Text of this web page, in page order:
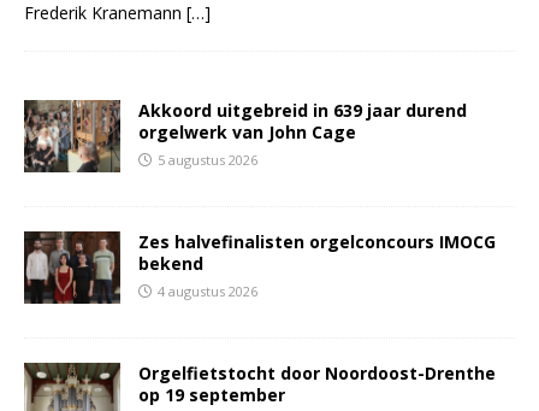
Frederik Kranemann […]
Akkoord uitgebreid in 639 jaar durend
orgelwerk van John Cage
5 augustus 2026
Zes halvefinalisten orgelconcours IMOCG
bekend
4 augustus 2026
Orgelfietstocht door Noordoost-Drenthe
op 19 september